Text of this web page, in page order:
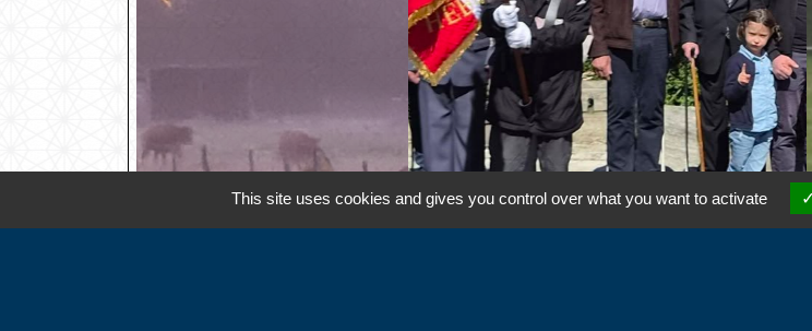
This site uses cookies and gives you control over what you want to activate